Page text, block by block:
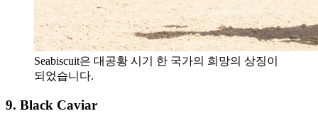
Seabiscuit은 대공황 시기 한 국가의 희망의 상징이
되었습니다.
9. Black Caviar